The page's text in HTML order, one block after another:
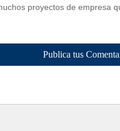
proyectos de empresa
Publica tus